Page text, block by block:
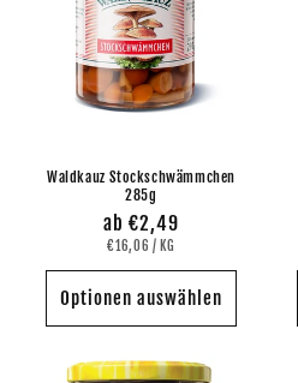
Waldkauz Stockschwämmchen
285g
Normaler
Preis
ab €2,49
GRUNDPREIS
€16,06 / PRO
KG
Optionen auswählen